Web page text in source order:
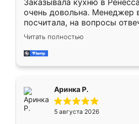
Заказывала кухню в
очень довольна. Менеджер
посчитала, на вопросы
Замерщик приехал в
делу со всей
за день, ребята работали
Читать полностью
Аринка Р.
5 августа 2026